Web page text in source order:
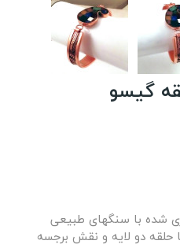
گیسو
شده با سنگهای طبیعی
حلقه دو لایه و نقش برجسه